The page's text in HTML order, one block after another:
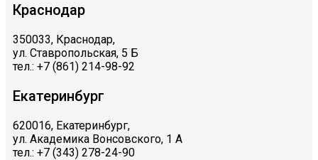
Краснодар
350033, Краснодар,
ул. Ставропольская, 5 Б
тел.: +7 (861) 214-98-92
Екатеринбург
620016, Екатеринбург,
ул. Академика Вонсовского, 1 А
тел.: +7 (343) 278-24-90